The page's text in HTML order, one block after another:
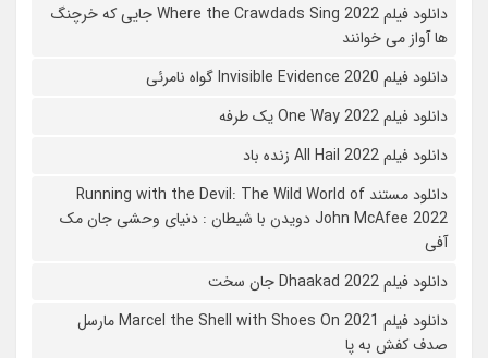
دانلود فیلم Where the Crawdads Sing 2022 جایی که خرچنگ
ها آواز می خوانند
دانلود فیلم 2020 Invisible Evidence گواه نامرئی
دانلود فیلم One Way 2022 یک طرفه
دانلود فیلم All Hail 2022 زنده باد
دانلود مستند Running with the Devil: The Wild World of
John McAfee 2022 دویدن با شیطان : دنیای وحشی جان مک
آفی
دانلود فیلم Dhaakad 2022 جان سخت
دانلود فیلم Marcel the Shell with Shoes On 2021 مارسل
صدف کفش به پا